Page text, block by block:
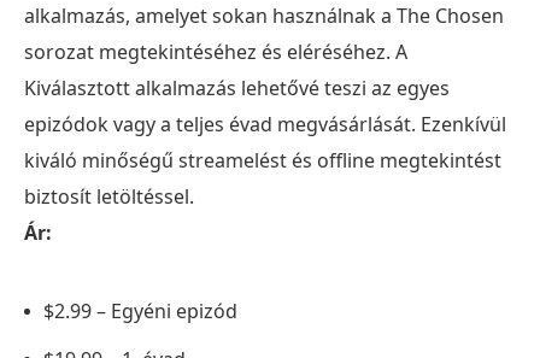
alkalmazás, amelyet sokan használnak a The Chosen
sorozat megtekintéséhez és eléréséhez. A
Kiválasztott alkalmazás lehetővé teszi az egyes
epizódok vagy a teljes évad megvásárlását. Ezenkívül
kiváló minőségű streamelést és offline megtekintést
biztosít letöltéssel.
Ár:
$2.99 – Egyéni epizód